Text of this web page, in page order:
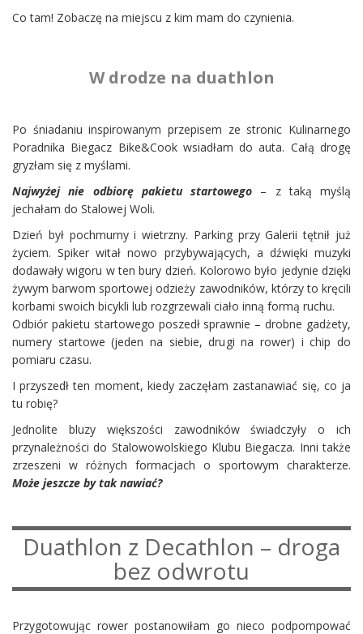
Co tam! Zobaczę na miejscu z kim mam do czynienia.
W drodze na duathlon
Po śniadaniu inspirowanym przepisem ze stronic Kulinarnego
Poradnika Biegacz Bike&Cook wsiadłam do auta. Całą drogę
gryzłam się z myślami.
Najwyżej nie odbiorę pakietu startowego – z taką myślą
jechałam do Stalowej Woli.
Dzień był pochmurny i wietrzny. Parking przy Galerii tętnił już
życiem. Spiker witał nowo przybywających, a dźwięki muzyki
dodawały wigoru w ten bury dzień. Kolorowo było jedynie dzięki
żywym barwom sportowej odzieży zawodników, którzy to kręcili
korbami swoich bicykli lub rozgrzewali ciało inną formą ruchu.
Odbiór pakietu startowego poszedł sprawnie – drobne gadżety,
numery startowe (jeden na siebie, drugi na rower) i chip do
pomiaru czasu.
I przyszedł ten moment, kiedy zaczęłam zastanawiać się, co ja
tu robię?
Jednolite bluzy większości zawodników świadczyły o ich
przynależności do Stalowowolskiego Klubu Biegacza. Inni także
zrzeszeni w różnych formacjach o sportowym charakterze.
Może jeszcze by tak nawiać?
Duathlon z Decathlon – droga
bez odwrotu
Przygotowując rower postanowiłam go nieco podpompować